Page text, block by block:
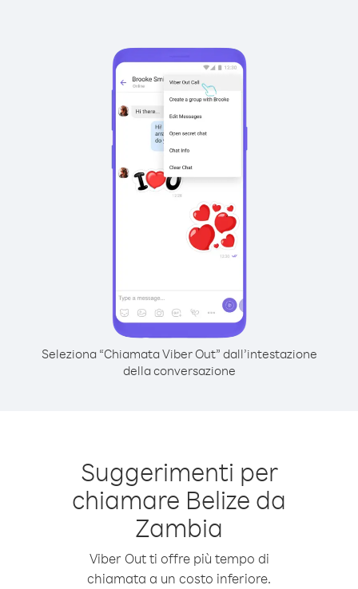
Seleziona “Chiamata Viber Out” dall’intestazione
della conversazione
Suggerimenti per
chiamare Belize da
Zambia
Viber Out ti offre più tempo di
chiamata a un costo inferiore.